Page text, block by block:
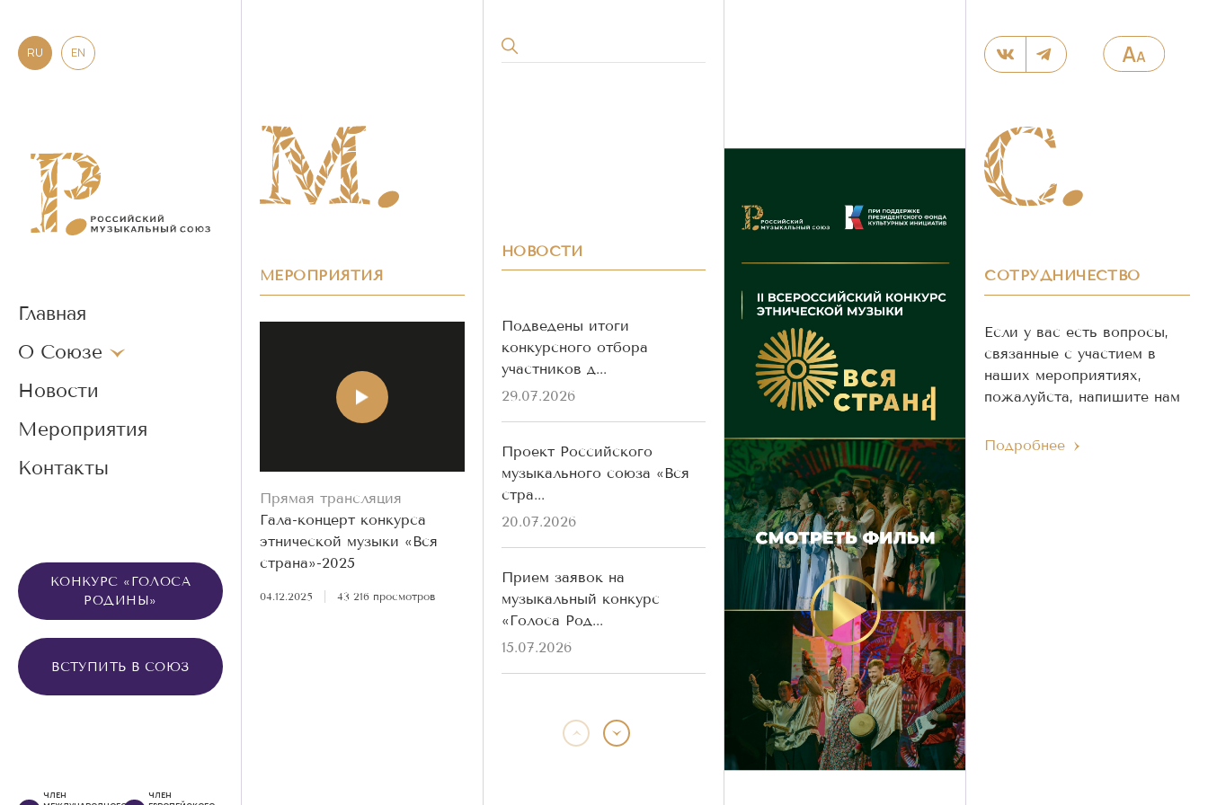
RU EN
Главная
О Союзе
Новости
Мероприятия
Контакты
КОНКУРС «ГОЛОСА
РОДИНЫ»
ВСТУПИТЬ В СОЮЗ
ЧЛЕН
ЧЛЕН
МЕРОПРИЯТИЯ
Прямая трансляция
Гала-концерт конкурса
этнической музыки «Вся
страна»-2025
04.12.2025 43 216 просмотров
НОВОСТИ
Подведены итоги
конкурсного отбора
участников д...
29.07.2026
Проект Российского
музыкального союза «Вся
стра...
20.07.2026
Прием заявок на
музыкальный конкурс
«Голоса Род...
15.07.2026
«Голоса Родины» разных
СОТРУДНИЧЕСТВО
Если у вас есть вопросы,
связанные с участием в
наших мероприятиях,
пожалуйста, напишите нам
Подробнее